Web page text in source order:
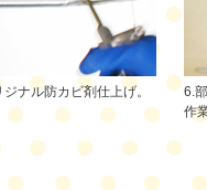
ナル防カビ剤仕上げ。
6.
作